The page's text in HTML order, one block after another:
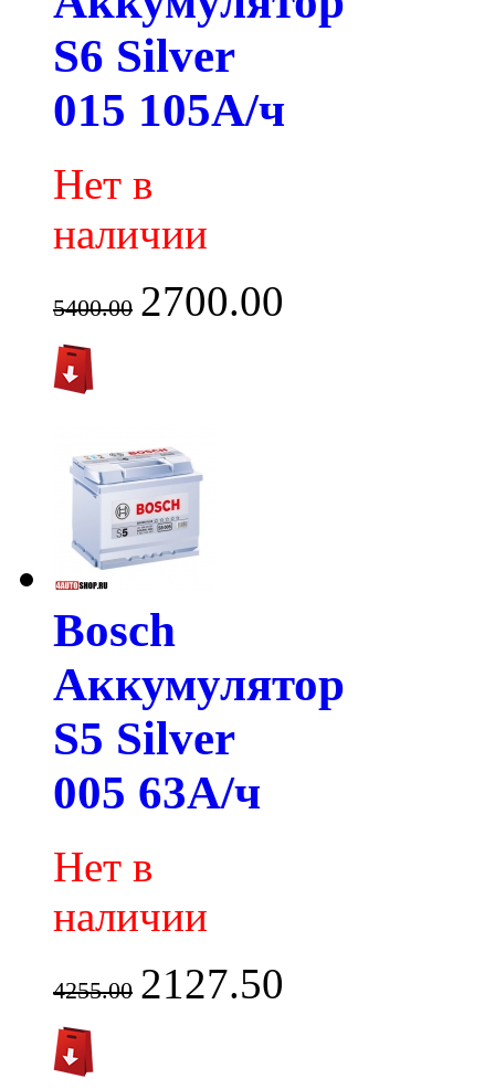
S6 Silver
015 105А/ч
Нет в
наличии
5400.00 2700.00
Bosch
Аккумулятор
S5 Silver
005 63А/ч
Нет в
наличии
4255.00 2127.50